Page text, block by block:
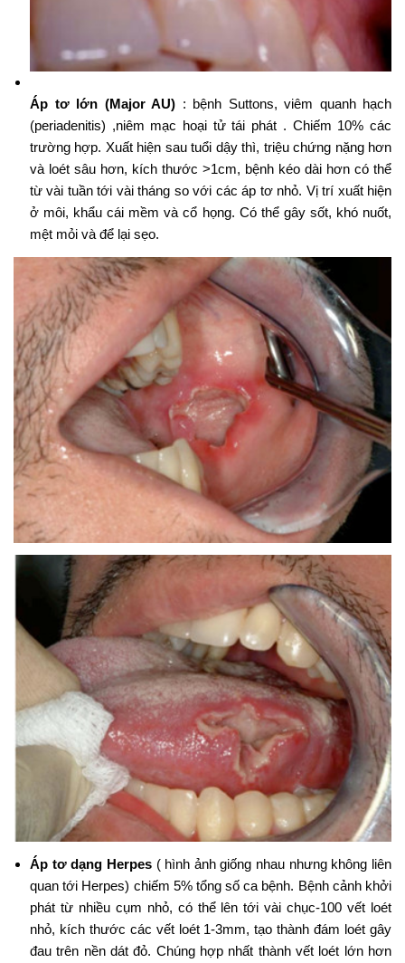
Áp tơ lớn (Major AU) : bệnh Suttons, viêm quanh hạch
(periadenitis) ,niêm mạc hoại tử tái phát . Chiếm 10% các
trường hợp. Xuất hiện sau tuổi dậy thì, triệu chứng nặng hơn
và loét sâu hơn, kích thước >1cm, bệnh kéo dài hơn có thể
từ vài tuần tới vài tháng so với các áp tơ nhỏ. Vị trí xuất hiện
ở môi, khẩu cái mềm và cổ họng. Có thể gây sốt, khó nuốt,
mệt mỏi và để lại sẹo.
Áp tơ dạng Herpes( hình ảnh giống nhau nhưng không liên
quan tới Herpes) chiếm 5% tổng số ca bệnh. Bệnh cảnh khởi
phát từ nhiều cụm nhỏ, có thể lên tới vài chục-100 vết loét
nhỏ, kích thước các vết loét 1-3mm, tạo thành đám loét gây
đau trên nền dát đỏ. Chúng hợp nhất thành vết loét lớn hơn